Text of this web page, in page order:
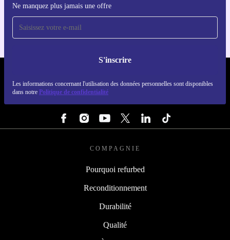
Ne manquez plus jamais une offre
S'inscrire
Les informations concernant l'utilisation des données personnelles sont disponibles
dans notre Politique de confidentialité
Pour iOS et Android
COMPAGNIE
Pourquoi refurbed
Reconditionnement
Durabilité
Qualité